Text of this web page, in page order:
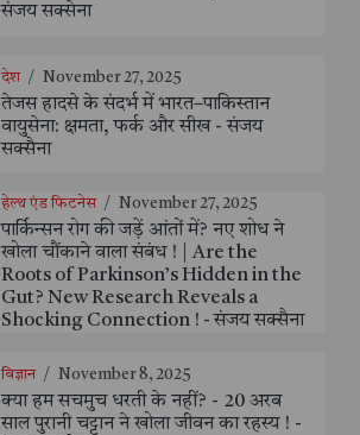
संजय सक्सेना
देश / November 27, 2025
तेजस हादसे के संदर्भ में भारत–पाकिस्तान
वायुसेना: क्षमता, फर्क और सीख - संजय
सक्सैना
हेल्थ एंड फिटनेस / November 27, 2025
पार्किन्सन रोग की जड़ें आंतों में? नए शोध ने
खोला चौंकाने वाला संबंध ! | Are the
Roots of Parkinson’s Hidden in the
Gut? New Research Reveals a
Shocking Connection ! - संजय सक्सैना
विज्ञान / November 8, 2025
क्या हम सचमुच धरती के नहीं? - 20 अरब
साल पुरानी चट्टान ने खोला जीवन का रहस्य ! -